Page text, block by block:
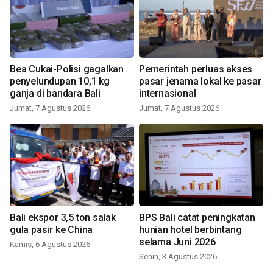
Bea Cukai-Polisi gagalkan
penyelundupan 10,1 kg
ganja di bandara Bali
Jumat, 7 Agustus 2026
Pemerintah perluas akses
pasar jenama lokal ke pasar
internasional
Jumat, 7 Agustus 2026
Bali ekspor 3,5 ton salak
gula pasir ke China
Kamis, 6 Agustus 2026
BPS Bali catat peningkatan
hunian hotel berbintang
selama Juni 2026
Senin, 3 Agustus 2026